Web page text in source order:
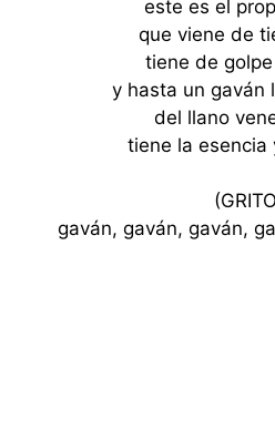
este es el
que viene de
tiene de
y hasta un gaván
del llano
tiene la esencia
gaván, gaván, gaván,